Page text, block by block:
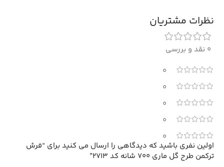
نظرات مشتریان
0 نقد و بررسی
0
0
0
0
0
اولین نفری باشید که دیدگاهی را ارسال می کنید برای “فرش
ترکمن طرح گل ماری 700 شانه کد 2713”